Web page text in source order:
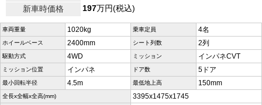
新車時価格
197万円(税込)
車両重量 1020kg 乗車定員 4名
ホイールベース 2400mm シート列数 2列
駆動方式 4WD ミッション インパネCVT
ミッション位置 インパネ ドア数 5ドア
最小回転半径 4.5m 最低地上高 150mm
全長x全幅x全高(mm) 3395x1475x1745